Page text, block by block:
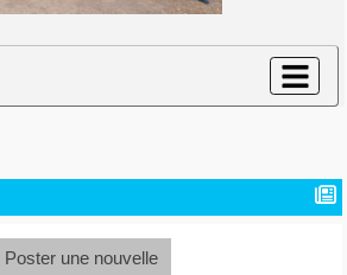
Poster une nouvelle